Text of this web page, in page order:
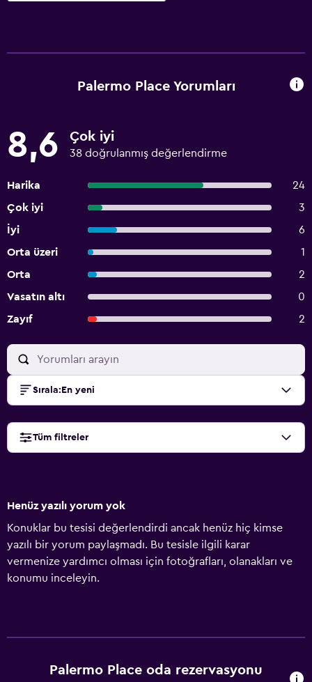
Palermo Place Yorumları
8,6 Çok iyi
38 doğrulanmış değerlendirme
Harika
24
Çok iyi
3
İyi
6
Orta üzeri
1
Orta
2
Vasatın altı
0
Zayıf
2
Sırala: En yeni
Tüm filtreler
Henüz yazılı yorum yok
Konuklar bu tesisi değerlendirdi ancak henüz hiç kimse
yazılı bir yorum paylaşmadı. Bu tesisle ilgili karar
vermenize yardımcı olması için fotoğrafları, olanakları ve
konumu inceleyin.
Palermo Place oda rezervasyonu